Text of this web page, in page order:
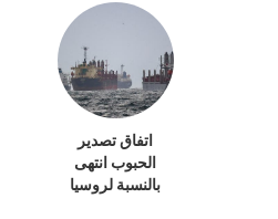
اتفاق تصدير
الحبوب انتهى
بالنسبة لروسيا